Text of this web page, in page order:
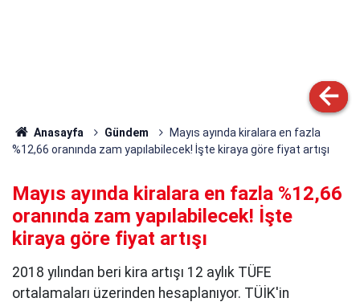
Anasayfa Gündem
Mayıs ayında kiralara en fazla
%12,66 oranında zam yapılabilecek! İşte kiraya göre fiyat artışı
Mayıs ayında kiralara en fazla %12,66
oranında zam yapılabilecek! İşte
kiraya göre fiyat artışı
2018 yılından beri kira artışı 12 aylık TÜFE
ortalamaları üzerinden hesaplanıyor. TÜİK'in